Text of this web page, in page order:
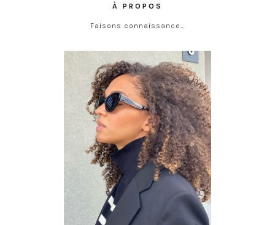
À PROPOS
Faisons connaissance…